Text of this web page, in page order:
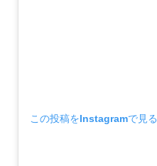
この投稿をInstagramで見る